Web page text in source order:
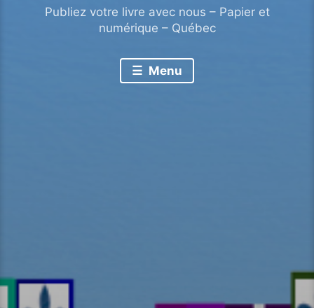
Publiez votre livre avec nous – Papier et
numérique – Québec
Menu